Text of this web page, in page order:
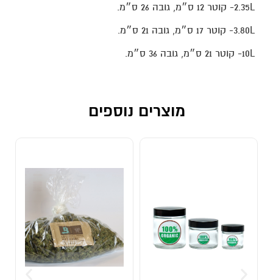
2.35L- קוטר 12 ס״מ, גובה 26 ס״מ.
3.80L- קוטר 17 ס״מ, גובה 21 ס״מ.
10L- קוטר 21 ס״מ, גובה 36 ס״מ.
מוצרים נוספים